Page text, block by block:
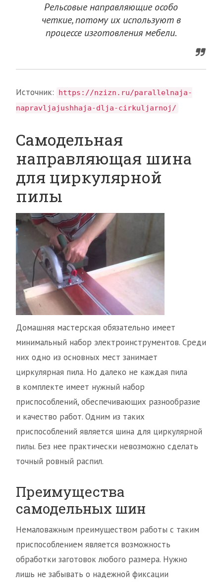
Рельсовые направляющие особо
четкие, потому их используют в
процессе изготовления мебели.
Источник:
https://nzizn.ru/parallelnaja-
napravljajushhaja-dlja-cirkuljarnoj/
Самодельная
направляющая шина
для циркулярной
пилы
Домашняя мастерская обязательно имеет
минимальный набор электроинструментов. Среди
них одно из основных мест занимает
циркулярная пила. Но далеко не каждая пила
в комплекте имеет нужный набор
приспособлений, обеспечивающих разнообразие
и качество работ. Одним из таких
приспособлений является шина для циркулярной
пилы. Без нее практически невозможно сделать
точный ровный распил.
Преимущества
самодельных шин
Немаловажным преимуществом работы с таким
приспособлением является возможность
обработки заготовок любого размера. Нужно
лишь не забывать о надежной фиксации